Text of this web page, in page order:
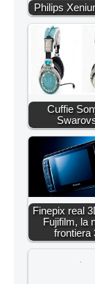
Philips
Cuffie
Finepix real
Fujifilm, la
frontiera